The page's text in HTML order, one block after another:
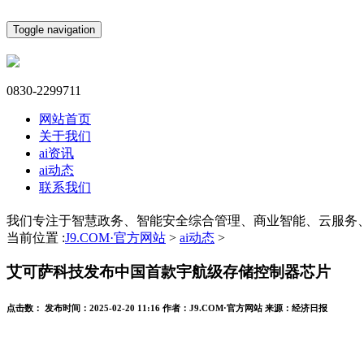
Toggle navigation
0830-2299711
网站首页
关于我们
ai资讯
ai动态
联系我们
我们专注于智慧政务、智能安全综合管理、商业智能、云服务
当前位置 :J9.COM·官方网站 > ai动态 >
艾可萨科技发布中国首款宇航级存储控制器芯片
点击数： 发布时间： 2025-02-20 11:16 作者： J9.COM·官方网站 来源： 经济日报